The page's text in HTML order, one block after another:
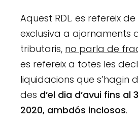
Aquest RDL. es refereix
exclusiva a ajornaments
tributaris, no parla de
es refereix a totes les
liquidacions que s’hagin
des d’el dia d’avui fins al
2020, ambdós inclosos.